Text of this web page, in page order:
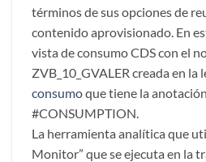
términos de sus opciones de
contenido aprovisionado. En
vista de consumo CDS con el
ZVB_10_GVALER creada en la
consumoque tiene la
#CONSUMPTION.
La herramienta analítica que
Monitor” que se ejecuta en la